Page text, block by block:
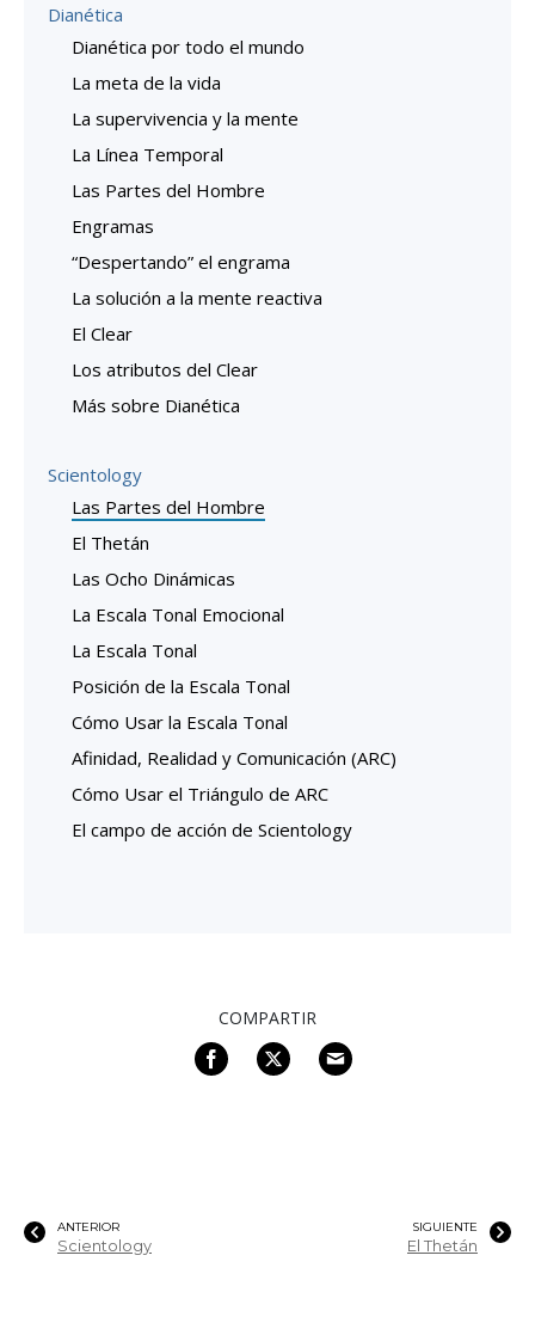
Dianética
Dianética por todo el mundo
La meta de la vida
La supervivencia y la mente
La Línea Temporal
Las Partes del Hombre
Engramas
“Despertando” el engrama
La solución a la mente reactiva
El Clear
Los atributos del Clear
Más sobre Dianética
Scientology
Las Partes del Hombre
El Thetán
Las Ocho Dinámicas
La Escala Tonal Emocional
La Escala Tonal
Posición de la Escala Tonal
Cómo Usar la Escala Tonal
Afinidad, Realidad y Comunicación (ARC)
Cómo Usar el Triángulo de ARC
El campo de acción de Scientology
COMPARTIR
ANTERIOR
Scientology
SIGUIENTE
El Thetán